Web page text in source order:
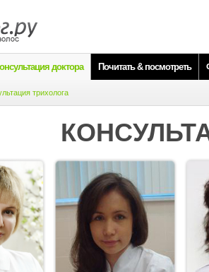
доктора Почитать & посмотреть
трихолога